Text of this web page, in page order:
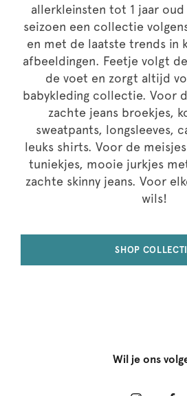
allerkleinsten tot 1 jaar
seizoen een collectie
en met de laatste trends in
afbeeldingen. Feetje volgt
de voet en zorgt altijd
babykleding collectie. Voor
zachte jeans broekjes,
sweatpants, longsleeves,
leuks shirts. Voor de
tuniekjes, mooie jurkjes
zachte skinny jeans. Voor
wils!
SHOP
Wil je ons